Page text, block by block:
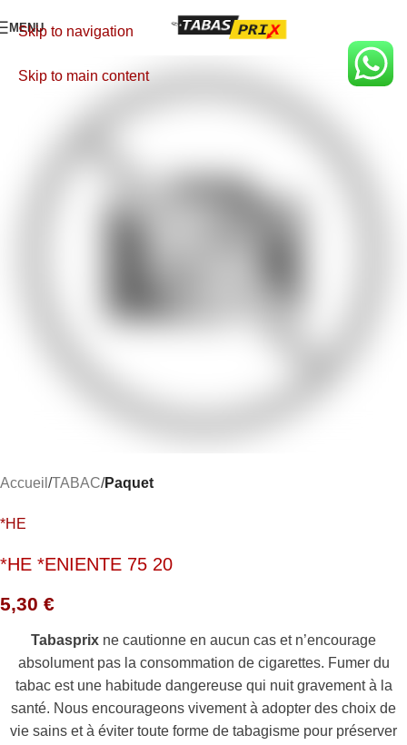
Skip to navigation
Skip to main content
MENU
Accueil TABAC Paquet
*HE
*HE *ENIENTE 75 20
5,30 €
Tabasprix ne cautionne en aucun cas et n’encourage
absolument pas la consommation de cigarettes. Fumer du
tabac est une habitude dangereuse qui nuit gravement à la
santé. Nous encourageons vivement à adopter des choix de
vie sains et à éviter toute forme de tabagisme pour préserver